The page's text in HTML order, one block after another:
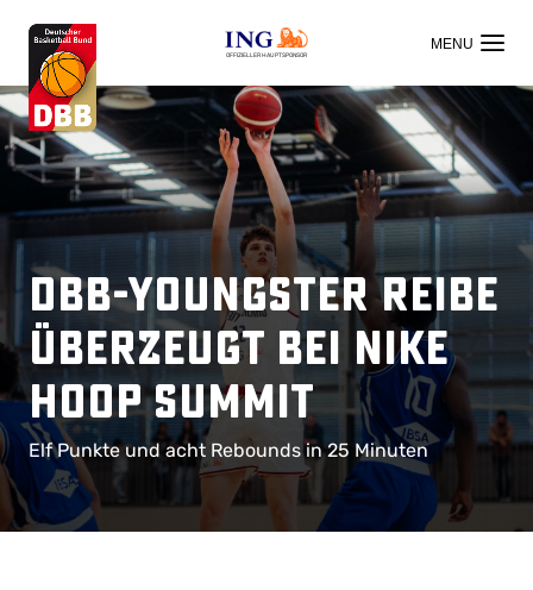
OFFIZIELLER HAUPTSPONSOR
DBB-Youngster Reibe
überzeugt bei Nike
Hoop Summit
Elf Punkte und acht Rebounds in 25 Minuten